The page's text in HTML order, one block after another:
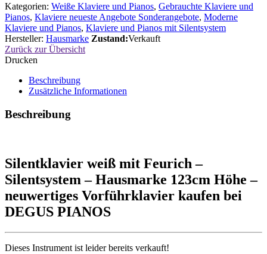
Kategorien: Weiße Klaviere und Pianos, Gebrauchte Klaviere und
Pianos, Klaviere neueste Angebote Sonderangebote, Moderne
Klaviere und Pianos, Klaviere und Pianos mit Silentsystem
Hersteller: Hausmarke Zustand:Verkauft
Zurück zur Übersicht
Drucken
Beschreibung
Zusätzliche Informationen
Beschreibung
Silentklavier weiß mit Feurich –
Silentsystem – Hausmarke 123cm Höhe –
neuwertiges Vorführklavier kaufen bei
DEGUS PIANOS
Dieses Instrument ist leider bereits verkauft!